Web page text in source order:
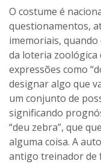
O costume é
questionamentos,
imemoriais,
da loteria
expressões como
designar algo que
um conjunto de
significando
“deu zebra”, que
alguma coisa. A
antigo treinador de